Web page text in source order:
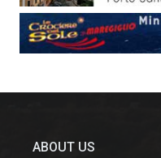
ABOUT US